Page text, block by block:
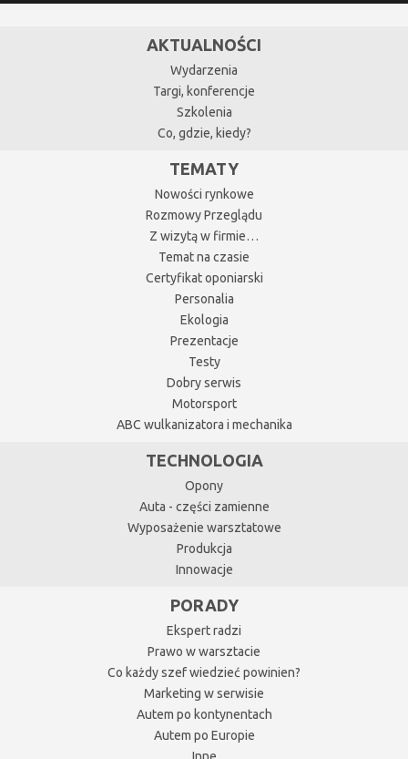
AKTUALNOŚCI
Wydarzenia
Targi, konferencje
Szkolenia
Co, gdzie, kiedy?
TEMATY
Nowości rynkowe
Rozmowy Przeglądu
Z wizytą w firmie…
Temat na czasie
Certyfikat oponiarski
Personalia
Ekologia
Prezentacje
Testy
Dobry serwis
Motorsport
ABC wulkanizatora i mechanika
TECHNOLOGIA
Opony
Auta - części zamienne
Wyposażenie warsztatowe
Produkcja
Innowacje
PORADY
Ekspert radzi
Prawo w warsztacie
Co każdy szef wiedzieć powinien?
Marketing w serwisie
Autem po kontynentach
Autem po Europie